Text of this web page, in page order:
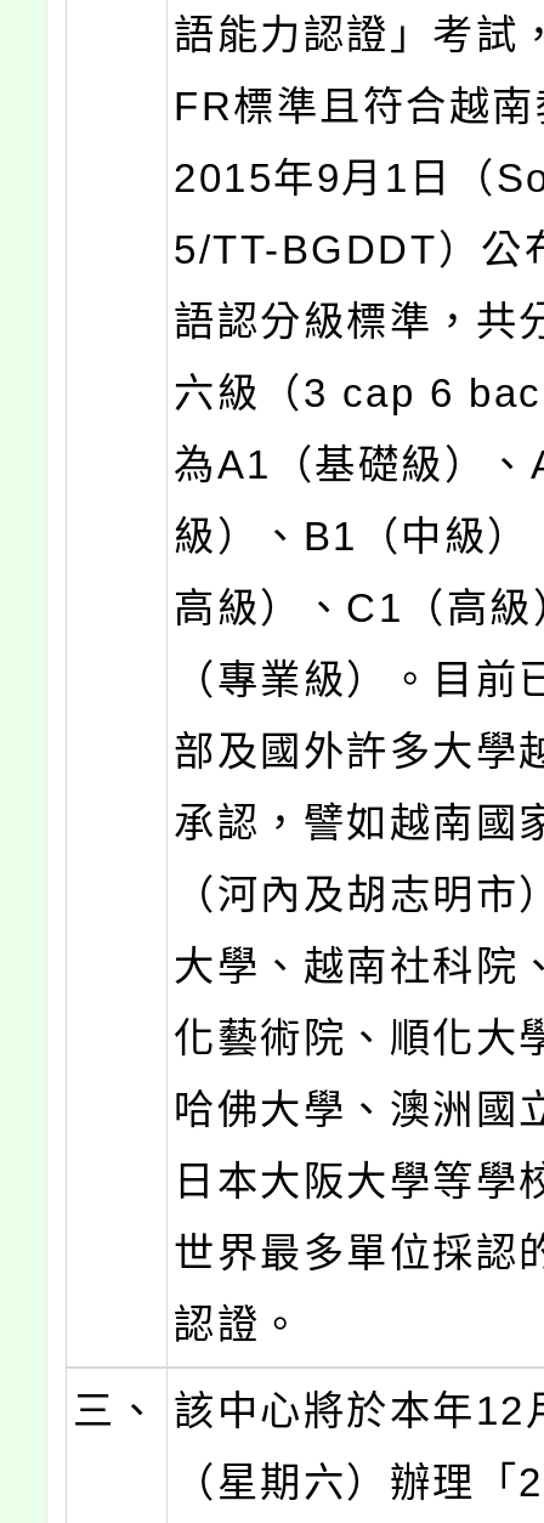
語能力認證」考試
FR標準且符合越
2015年9月1日（
5/TT-BGDDT）公
語認分級標準，共
六級（3 cap 6
為A1（基礎級）、
級）、B1（中級
高級）、C1（高
（專業級）。目前
部及國外許多大學
承認，譬如越南國
（河內及胡志明市
大學、越南社科院
化藝術院、順化大
哈佛大學、澳洲國
日本大阪大學等學
世界最多單位採認
認證。
三、
該中心將於本年12
（星期六）辦理「